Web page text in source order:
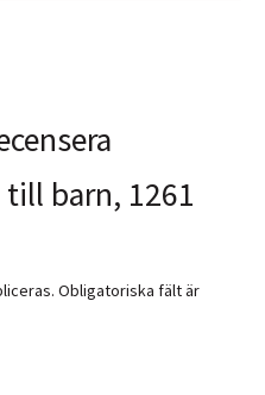
barn, 1261
Obligatoriska fält är